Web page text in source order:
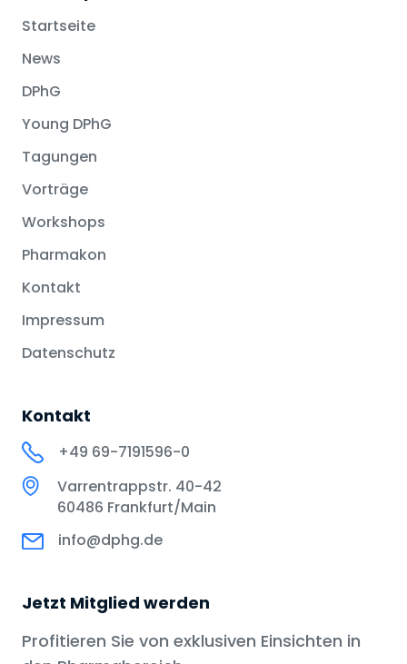
Startseite
News
DPhG
Young DPhG
Tagungen
Vorträge
Workshops
Pharmakon
Kontakt
Impressum
Datenschutz
Kontakt
+49 69-7191596-0
Varrentrappstr. 40-42
60486 Frankfurt/Main
info@dphg.de
Jetzt Mitglied werden
Profitieren Sie von exklusiven Einsichten in